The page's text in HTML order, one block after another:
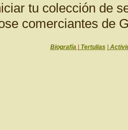
tu colección de
comerciantes de
Biografía Tertulias